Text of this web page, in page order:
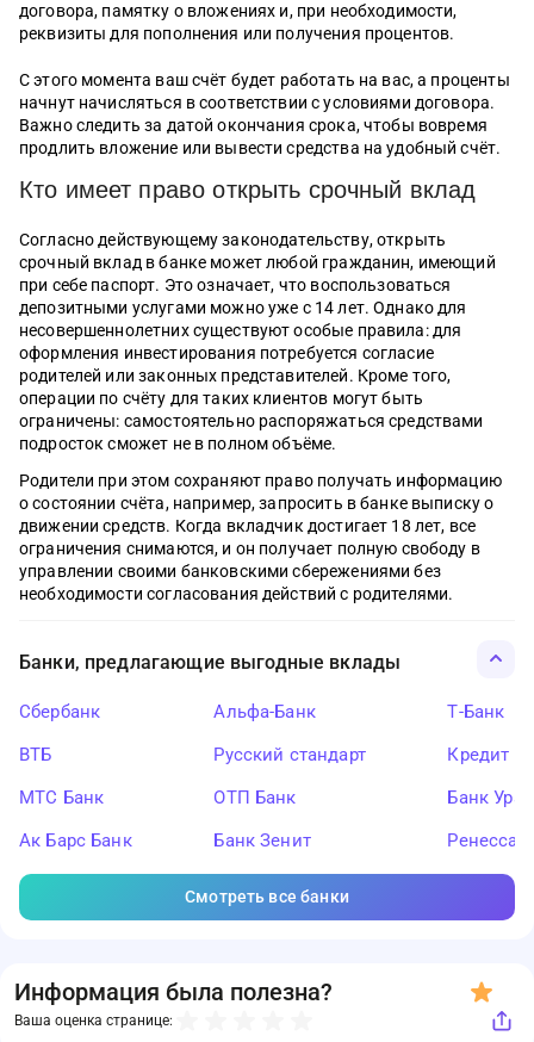
договора, памятку о вложениях и, при необходимости,
реквизиты для пополнения или получения процентов.
С этого момента ваш счёт будет работать на вас, а проценты
начнут начисляться в соответствии с условиями договора.
Важно следить за датой окончания срока, чтобы вовремя
продлить вложение или вывести средства на удобный счёт.
Кто имеет право открыть срочный вклад
Согласно действующему законодательству, открыть
срочный вклад в банке может любой гражданин, имеющий
при себе паспорт. Это означает, что воспользоваться
депозитными услугами можно уже с 14 лет. Однако для
несовершеннолетних существуют особые правила: для
оформления инвестирования потребуется согласие
родителей или законных представителей. Кроме того,
операции по счёту для таких клиентов могут быть
ограничены: самостоятельно распоряжаться средствами
подросток сможет не в полном объёме.
Родители при этом сохраняют право получать информацию
о состоянии счёта, например, запросить в банке выписку о
движении средств. Когда вкладчик достигает 18 лет, все
ограничения снимаются, и он получает полную свободу в
управлении своими банковскими сбережениями без
необходимости согласования действий с родителями.
Банки, предлагающие выгодные вклады
Сбербанк
ВТБ
МТС Банк
Ак Барс Банк
Альфа-Банк
Русский стандарт
ОТП Банк
Банк Зенит
Т-Банк
Кредит
Банк
Смотреть все банки
Информация была полезна?
Ваша оценка странице: